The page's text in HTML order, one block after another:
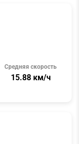
Средняя скорость
15.88 км/ч